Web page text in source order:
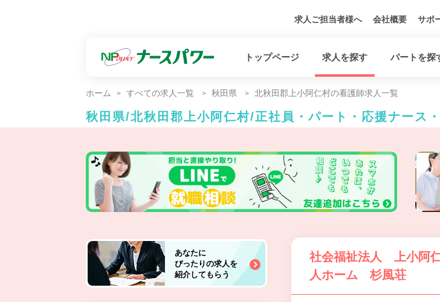
求人ご担当者様へ 会社概要 サポ
トップページ 求人を探す パートを探
ホーム すべての求人一覧 秋田県 北秋田郡上小阿仁村の看護師求人一覧
秋田県/北秋田郡上小阿仁村/正社員・パート・応援ナース
社会福祉法人 上小阿
人ホーム 杉風荘
あなたに
ぴったりの求人を
紹介してもらう